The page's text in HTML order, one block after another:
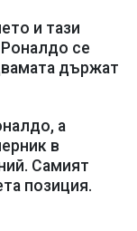
и тази
се
държат
а
в
Самият
позиция.